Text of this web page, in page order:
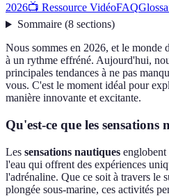
2026📺 Ressource VidéoFAQ
Sommaire(8 sections)
Nous sommes en 2026, et le monde
à un rythme effréné. Aujourd'hui,
principales tendances à ne pas
vous. C'est le moment idéal pour
manière innovante et excitante.
Qu'est-ce que les sensations
Les sensations nautiques englobent
l'eau qui offrent des expériences
l'adrénaline. Que ce soit à travers le
plongée sous-marine, ces activités